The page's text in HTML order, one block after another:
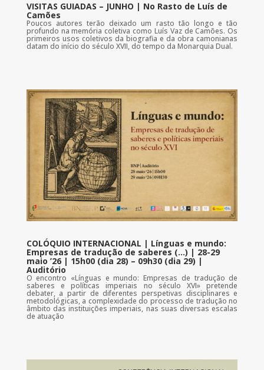
VISITAS GUIADAS – JUNHO | No Rasto de Luís de
Camões
Poucos autores terão deixado um rasto tão longo e tão
profundo na memória coletiva como Luís Vaz de Camões. Os
primeiros usos coletivos da biografia e da obra camonianas
datam do início do século XVII, do tempo da Monarquia Dual.
COLÓQUIO INTERNACIONAL | Línguas e mundo:
Empresas de tradução de saberes (…) | 28-29
maio ’26 | 15h00 (dia 28) – 09h30 (dia 29) |
Auditório
O encontro «Línguas e mundo: Empresas de tradução de
saberes e políticas imperiais no século XVI» pretende
debater, a partir de diferentes perspetivas disciplinares e
metodológicas, a complexidade do processo de tradução no
âmbito das instituições imperiais, nas suas diversas escalas
de atuação